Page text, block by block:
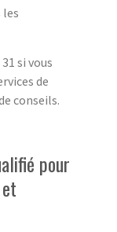
les
si vous
de
conseils.
pour